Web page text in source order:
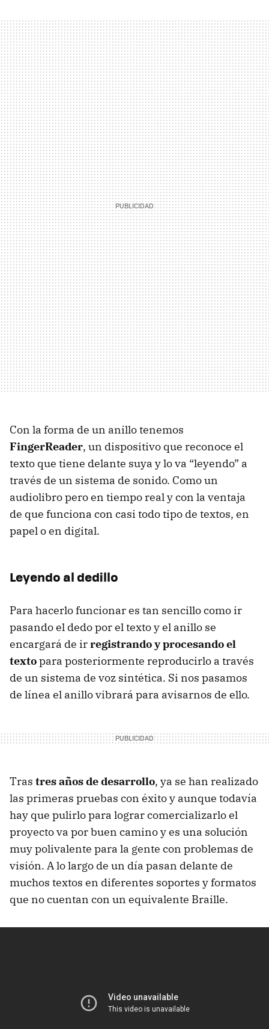
Con la forma de un anillo tenemos
FingerReader, un dispositivo que reconoce el
texto que tiene delante suya y lo va “leyendo” a
través de un sistema de sonido. Como un
audiolibro pero en tiempo real y con la ventaja
de que funciona con casi todo tipo de textos, en
papel o en digital.
Leyendo al dedillo
Para hacerlo funcionar es tan sencillo como ir
pasando el dedo por el texto y el anillo se
encargará de irregistrando y procesando el
textopara posteriormente reproducirlo a través
de un sistema de voz sintética. Si nos pasamos
de línea el anillo vibrará para avisarnos de ello.
Tras tres años de desarrollo, ya se han realizado
las primeras pruebas con éxito y aunque todavía
hay que pulirlo para lograr comercializarlo el
proyecto va por buen camino y es una solución
muy polivalente para la gente con problemas de
visión. A lo largo de un día pasan delante de
muchos textos en diferentes soportes y formatos
que no cuentan con un equivalente Braille.